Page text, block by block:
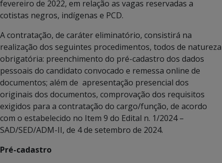
fevereiro de 2022, em relação as vagas reservadas a
cotistas negros, indígenas e PCD.
A contratação, de caráter eliminatório, consistirá na
realização dos seguintes procedimentos, todos de natureza
obrigatória: preenchimento do pré-cadastro dos dados
pessoais do candidato convocado e remessa online de
documentos; além de apresentação presencial dos
originais dos documentos, comprovação dos requisitos
exigidos para a contratação do cargo/função, de acordo
com o estabelecido no Item 9 do Edital n. 1/2024 –
SAD/SED/ADM-II, de 4 de setembro de 2024.
Pré-cadastro